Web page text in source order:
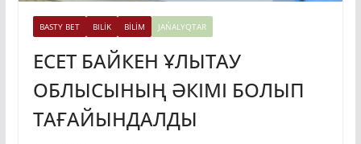
BASTY BET BILİK BİLİM JAŃALYQTAR
ЕСЕТ БАЙКЕН ҰЛЫТАУ
ОБЛЫСЫНЫҢ ӘКІМІ БОЛЫП
ТАҒАЙЫНДАЛДЫ